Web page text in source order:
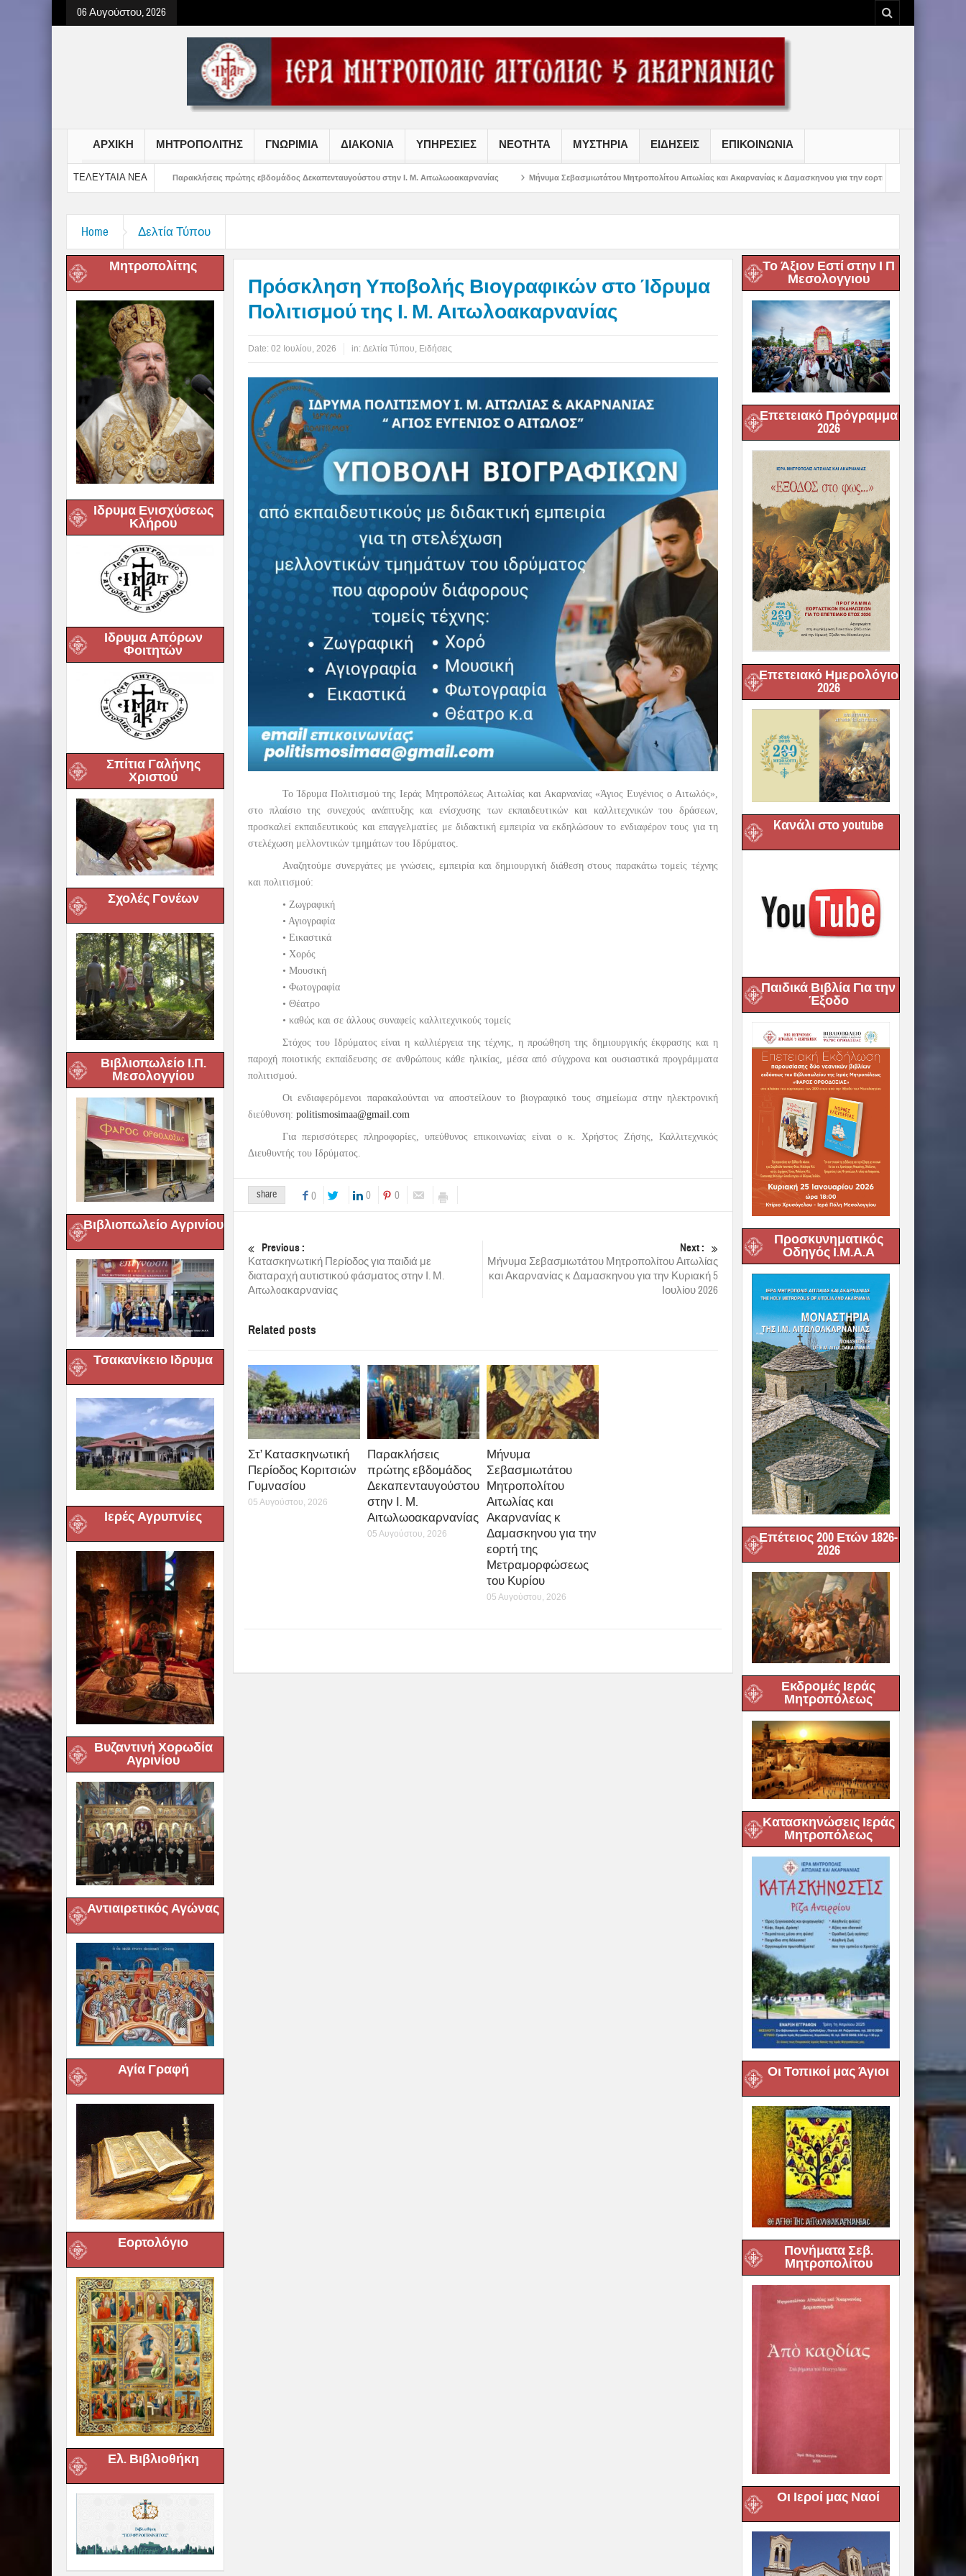
06 Αυγούστου, 2026
ΑΡΧΙΚΗ ΜΗΤΡΟΠΟΛΙΤΗΣ ΓΝΩΡΙΜΙΑ ΔΙΑΚΟΝΙΑ ΥΠΗΡΕΣΙΕΣ ΝΕΟΤΗΤΑ ΜΥΣΤΗΡΙΑ ΕΙΔΗΣΕΙΣ ΕΠΙΚΟΙΝΩΝΙΑ
ΤΕΛΕΥΤΑΙΑ ΝΕΑ
Παρακλήσεις πρώτης εβδομάδος Δεκαπενταυγούστου στην Ι. Μ. Αιτωλωοακαρνανίας Μήνυμα Σεβασμιωτάτου Μητροπολίτου Αιτωλίας και Ακαρνανίας κ Δαμασκηνου για την εορτή της Μετραμορφώσεως του Κυρίου
Home Δελτία Τύπου
Μητροπολίτης
Ιδρυμα Ενισχύσεως
Κλήρου
Ιδρυμα Απόρων
Φοιτητών
Σπίτια Γαλήνης
Χριστού
Σχολές Γονέων
Βιβλιοπωλείο Ι.Π.
Μεσολογγίου
Βιβλιοπωλείο Αγρινίου
Τσακανίκειο Ιδρυμα
Ιερές Αγρυπνίες
Βυζαντινή Χορωδία
Αγρινίου
Αντιαιρετικός Αγώνας
Αγία Γραφή
Εορτολόγιο
Ελ. Βιβλιοθήκη
Πρόσκληση Υποβολής Βιογραφικών στο Ίδρυμα
Πολιτισμού της Ι. Μ. Αιτωλοακαρνανίας
Date: 02 Ιουλίου, 2026 in: Δελτία Τύπου, Ειδήσεις
Το Ίδρυμα Πολιτισμού της Ιεράς Μητροπόλεως Αιτωλίας και Ακαρνανίας «Άγιος Ευγένιος ο Αιτωλός»,
στο πλαίσιο της συνεχούς ανάπτυξης και ενίσχυσης των εκπαιδευτικών και καλλιτεχνικών του δράσεων,
προσκαλεί εκπαιδευτικούς και επαγγελματίες με διδακτική εμπειρία να εκδηλώσουν το ενδιαφέρον τους για τη
στελέχωση μελλοντικών τμημάτων του Ιδρύματος.
Αναζητούμε συνεργάτες με γνώσεις, εμπειρία και δημιουργική διάθεση στους παρακάτω τομείς τέχνης
και πολιτισμού:
• Ζωγραφική
• Αγιογραφία
• Εικαστικά
• Χορός
• Μουσική
• Φωτογραφία
• Θέατρο
• καθώς και σε άλλους συναφείς καλλιτεχνικούς τομείς
Στόχος του Ιδρύματος είναι η καλλιέργεια της τέχνης, η προώθηση της δημιουργικής έκφρασης και η
παροχή ποιοτικής εκπαίδευσης σε ανθρώπους κάθε ηλικίας, μέσα από σύγχρονα και ουσιαστικά προγράμματα
πολιτισμού.
Οι ενδιαφερόμενοι παρακαλούνται να αποστείλουν το βιογραφικό τους σημείωμα στην ηλεκτρονική
διεύθυνση: politismosimaa@gmail.com
Για περισσότερες πληροφορίες, υπεύθυνος επικοινωνίας είναι ο κ. Χρήστος Ζήσης, Καλλιτεχνικός
Διευθυντής του Ιδρύματος.
share 0 0 0
Previous :
Κατασκηνωτική Περίοδος για παιδιά με
διαταραχή αυτιστικού φάσματος στην Ι. Μ.
Αιτωλoακαρνανίας
Next :
Μήνυμα Σεβασμιωτάτου Μητροπολίτου Αιτωλίας
και Ακαρνανίας κ Δαμασκηνου για την Κυριακή 5
Ιουλίου 2026
Related posts
Στ’ Κατασκηνωτική
Περίοδος Κοριτσιών
Γυμνασίου
05 Αυγούστου, 2026
Παρακλήσεις
πρώτης εβδομάδος
Δεκαπενταυγούστου
στην Ι. Μ.
Αιτωλωοακαρνανίας
05 Αυγούστου, 2026
Μήνυμα
Σεβασμιωτάτου
Μητροπολίτου
Αιτωλίας και
Ακαρνανίας κ
Δαμασκηνου για την
εορτή της
Μετραμορφώσεως
του Κυρίου
05 Αυγούστου, 2026
Το Άξιον Εστί στην Ι Π
Μεσολογγιου
Επετειακό Πρόγραμμα
2026
Επετειακό Ημερολόγιο
2026
Kανάλι στο youtube
Παιδικά Βιβλία Για την
Έξοδο
Προσκυνηματικός
Οδηγός Ι.Μ.Α.Α
Επέτειος 200 Ετών 1826-
2026
Εκδρομές Ιεράς
Μητροπόλεως
Κατασκηνώσεις Ιεράς
Μητροπόλεως
Οι Τοπικοί μας Άγιοι
Πονήματα Σεβ.
Μητροπολίτου
Οι Ιεροί μας Ναοί